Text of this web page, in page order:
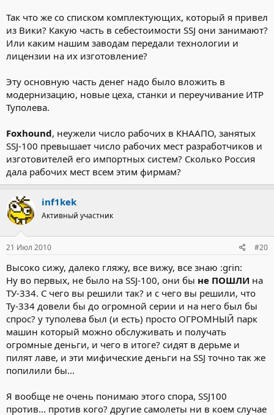
Так что же со списком комплектующих, который я привел
из Вики? Какую часть в себестоимости SSJ они занимают?
Или каким нашим заводам передали технологии и
лицензии на их изготовление?
Эту основную часть денег надо было вложить в
модернизацию, новые цеха, станки и переучивание ИТР
Туполева.
Foxhound, неужели число рабочих в КНААПО, занятых
SSJ-100 превышает число рабочих мест разработчиков и
изготовителей его импортных систем? Сколько Россия
дала рабочих мест всем этим фирмам?
inf1kek
Активный участник
21 Июл 2010 #20
Высоко сижу, далеко гляжу, все вижу, все знаю :grin:
Ну во первых, не было на SSJ-100, они бы не ПОШЛИ на
ТУ-334. С чего вы решили так? и с чего вы решили, что
Ту-334 довели бы до огромной серии и на него был бы
спрос? у туполева был (и есть) просто ОГРОМНЫЙ парк
машин который можно обслуживать и получать
огромные деньги, и чего в итоге? сидят в дерьме и
пилят лаве, и эти мифические деньги на SSJ точно так же
попилили бы...
Я вообще не очень понимаю этого спора, SSJ100
против... против кого? другие самолеты ни в коем случае